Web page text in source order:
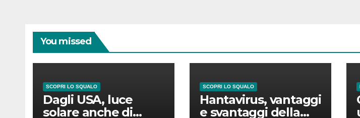
You missed
SCOPRI LO SQUALO
Dagli USA, luce
solare anche di
SCOPRI LO SQUALO
Hantavirus, vantaggi
e svantaggi della